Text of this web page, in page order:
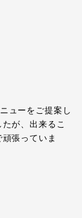
ューをご提案し
が、出来るこ
張っていま